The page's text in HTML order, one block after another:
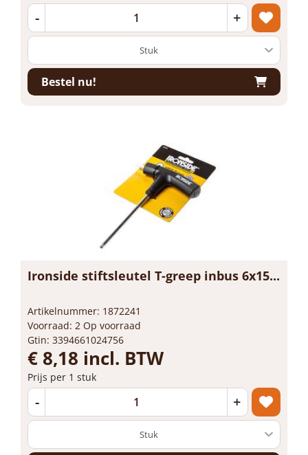
- +
Bestel nu!
Ironside stiftsleutel T-greep inbus 6x15...
Artikelnummer: 1872241
Voorraad: 2 Op voorraad
Gtin: 3394661024756
€ 8,18 incl. BTW
Prijs per 1 stuk
- +